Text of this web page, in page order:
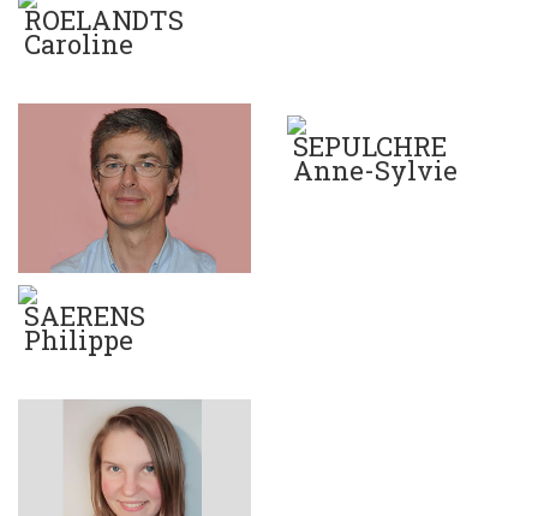
ROELANDTS
Caroline
SAERENS
Philippe
SEPULCHRE
Anne-Sylvie